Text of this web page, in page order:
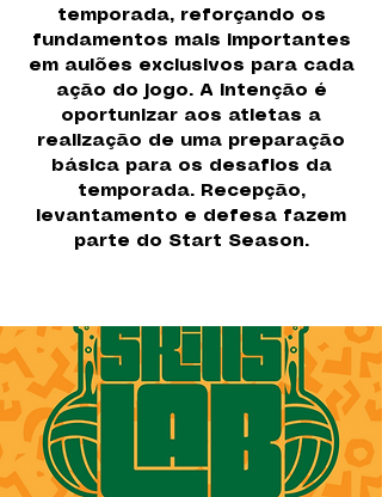
temporada, reforçando os
fundamentos mais importantes
em aulões exclusivos para cada
ação do jogo. A intenção é
oportunizar aos atletas a
realização de uma preparação
básica para os desafios da
temporada. Recepção,
levantamento e defesa fazem
parte do Start Season.